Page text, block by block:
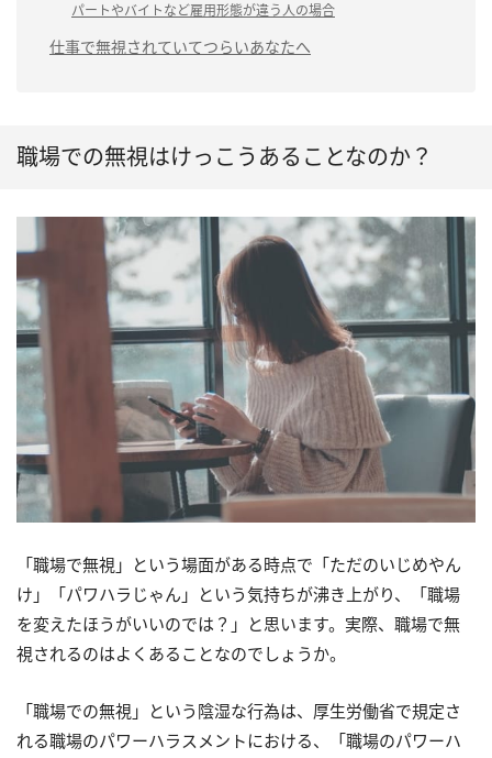
パートやバイトなど雇用形態が違う人の場合
仕事で無視されていてつらいあなたへ
職場での無視はけっこうあることなのか？
「職場で無視」という場面がある時点で「ただのいじめやん
け」「パワハラじゃん」という気持ちが沸き上がり、「職場
を変えたほうがいいのでは？」と思います。実際、職場で無
視されるのはよくあることなのでしょうか。
「職場での無視」という陰湿な行為は、厚生労働省で規定さ
れる職場のパワーハラスメントにおける、「職場のパワーハ